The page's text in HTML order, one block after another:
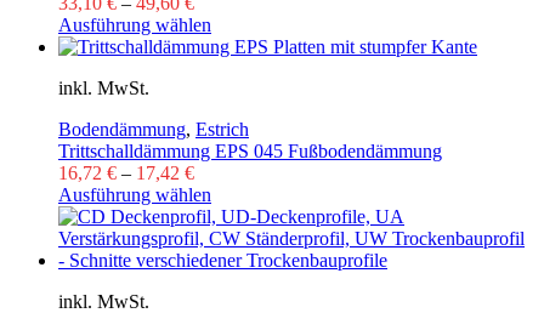
Ausführung wählen
inkl. MwSt.
Bodendämmung, Estrich
Trittschalldämmung EPS 045 Fußbodendämmung
16,72 € – 17,42 €
Ausführung wählen
inkl. MwSt.